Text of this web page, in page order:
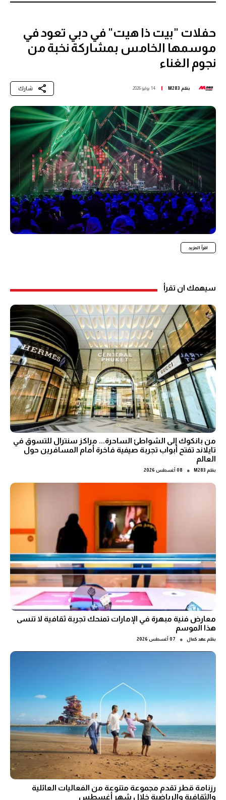
حفلات "بيت ذا هيت" في دبي تعود في
موسمها الخامس بمشاركة نخبة من
نجوم الغناء
بقلم M283 14 يوليو 2026 شارك
اقرأ المزيد
سيهمك ان تقرأ
من بانكوك إلى الشواطئ الساحرة... مراكز سنترال للتسوق في
تايلاند تفتح أبواب تجربة صيفية فاخرة أمام المسافرين حول
العالم
بقلم M283
● 08 أغسطس 2026
معارض فنية مبهرة في الإمارات تمنحك تجربة ثقافية لا تنسى
هذا الموسم
بقلم عهد كمال ● 07 أغسطس 2026
رزنامة قطر تقدم مجموعة متنوعة من الفعاليات العائلية
والثقافية والرياضية خلال شهر أغسطس